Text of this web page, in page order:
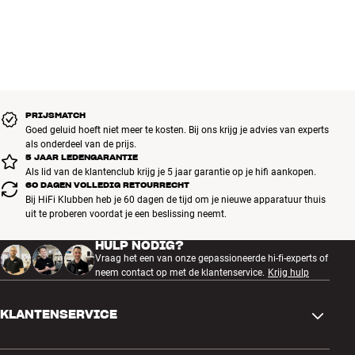
PRIJSMATCH
Goed geluid hoeft niet meer te kosten. Bij ons krijg je advies van experts
als onderdeel van de prijs.
5 JAAR LEDENGARANTIE
Als lid van de klantenclub krijg je 5 jaar garantie op je hifi aankopen.
60 DAGEN VOLLEDIG RETOURRECHT
Bij HiFi Klubben heb je 60 dagen de tijd om je nieuwe apparatuur thuis
uit te proberen voordat je een beslissing neemt.
HULP NODIG?
Vraag het een van onze gepassioneerde hi-fi-experts of
neem contact op met de klantenservice. Krijg hulp
KLANTENSERVICE